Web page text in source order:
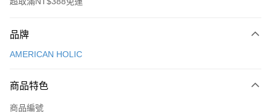
信用卡一次付款
3 期 0 利率 每期
合作金庫商業銀行
超商取貨付款
品牌
AMERICAN HOLIC
商品特色
商品編號